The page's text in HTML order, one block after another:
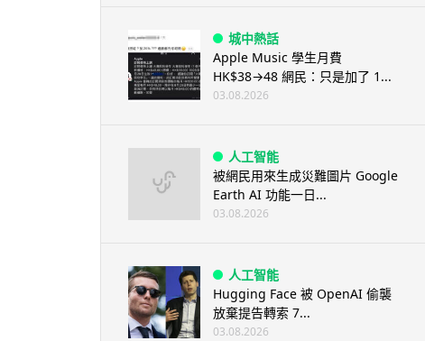
城中熱話
Apple Music 學生月費
HK$38→48 網民：只是加了 1...
03.08.2026
人工智能
被網民用來生成災難圖片 Google
Earth AI 功能一日...
03.08.2026
人工智能
Hugging Face 被 OpenAI 偷襲
放棄提告轉索 7...
03.08.2026